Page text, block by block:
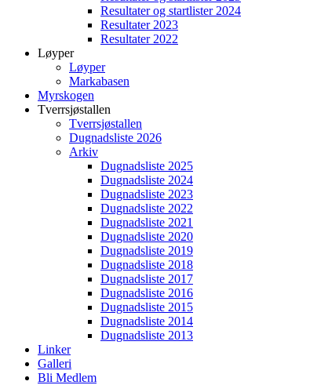
Resultater og startlister 2024
Resultater 2023
Resultater 2022
Løyper
Løyper
Markabasen
Myrskogen
Tverrsjøstallen
Tverrsjøstallen
Dugnadsliste 2026
Arkiv
Dugnadsliste 2025
Dugnadsliste 2024
Dugnadsliste 2023
Dugnadsliste 2022
Dugnadsliste 2021
Dugnadsliste 2020
Dugnadsliste 2019
Dugnadsliste 2018
Dugnadsliste 2017
Dugnadsliste 2016
Dugnadsliste 2015
Dugnadsliste 2014
Dugnadsliste 2013
Linker
Galleri
Bli Medlem